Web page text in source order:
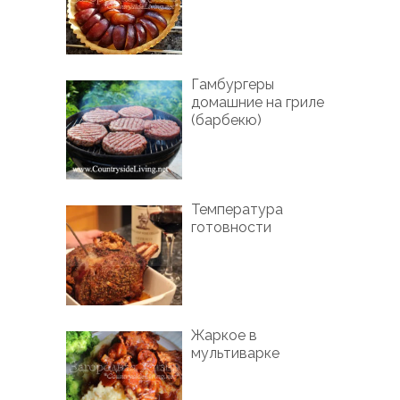
Гамбургеры
домашние на гриле
(барбекю)
Температура
готовности
Жаркое в
мультиварке